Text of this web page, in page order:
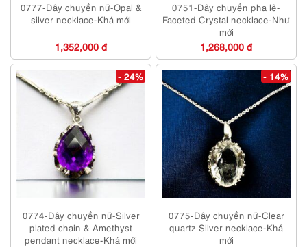
0777-Dây chuyền nữ-Opal &
silver necklace-Khá mới
1,352,000 đ
0751-Dây chuyền pha lê-
Faceted Crystal necklace-Như
mới
1,268,000 đ
- 24%
0774-Dây chuyền nữ-Silver
plated chain & Amethyst
pendant necklace-Khá mới
- 14%
0775-Dây chuyền nữ-Clear
quartz Silver necklace-Khá
mới